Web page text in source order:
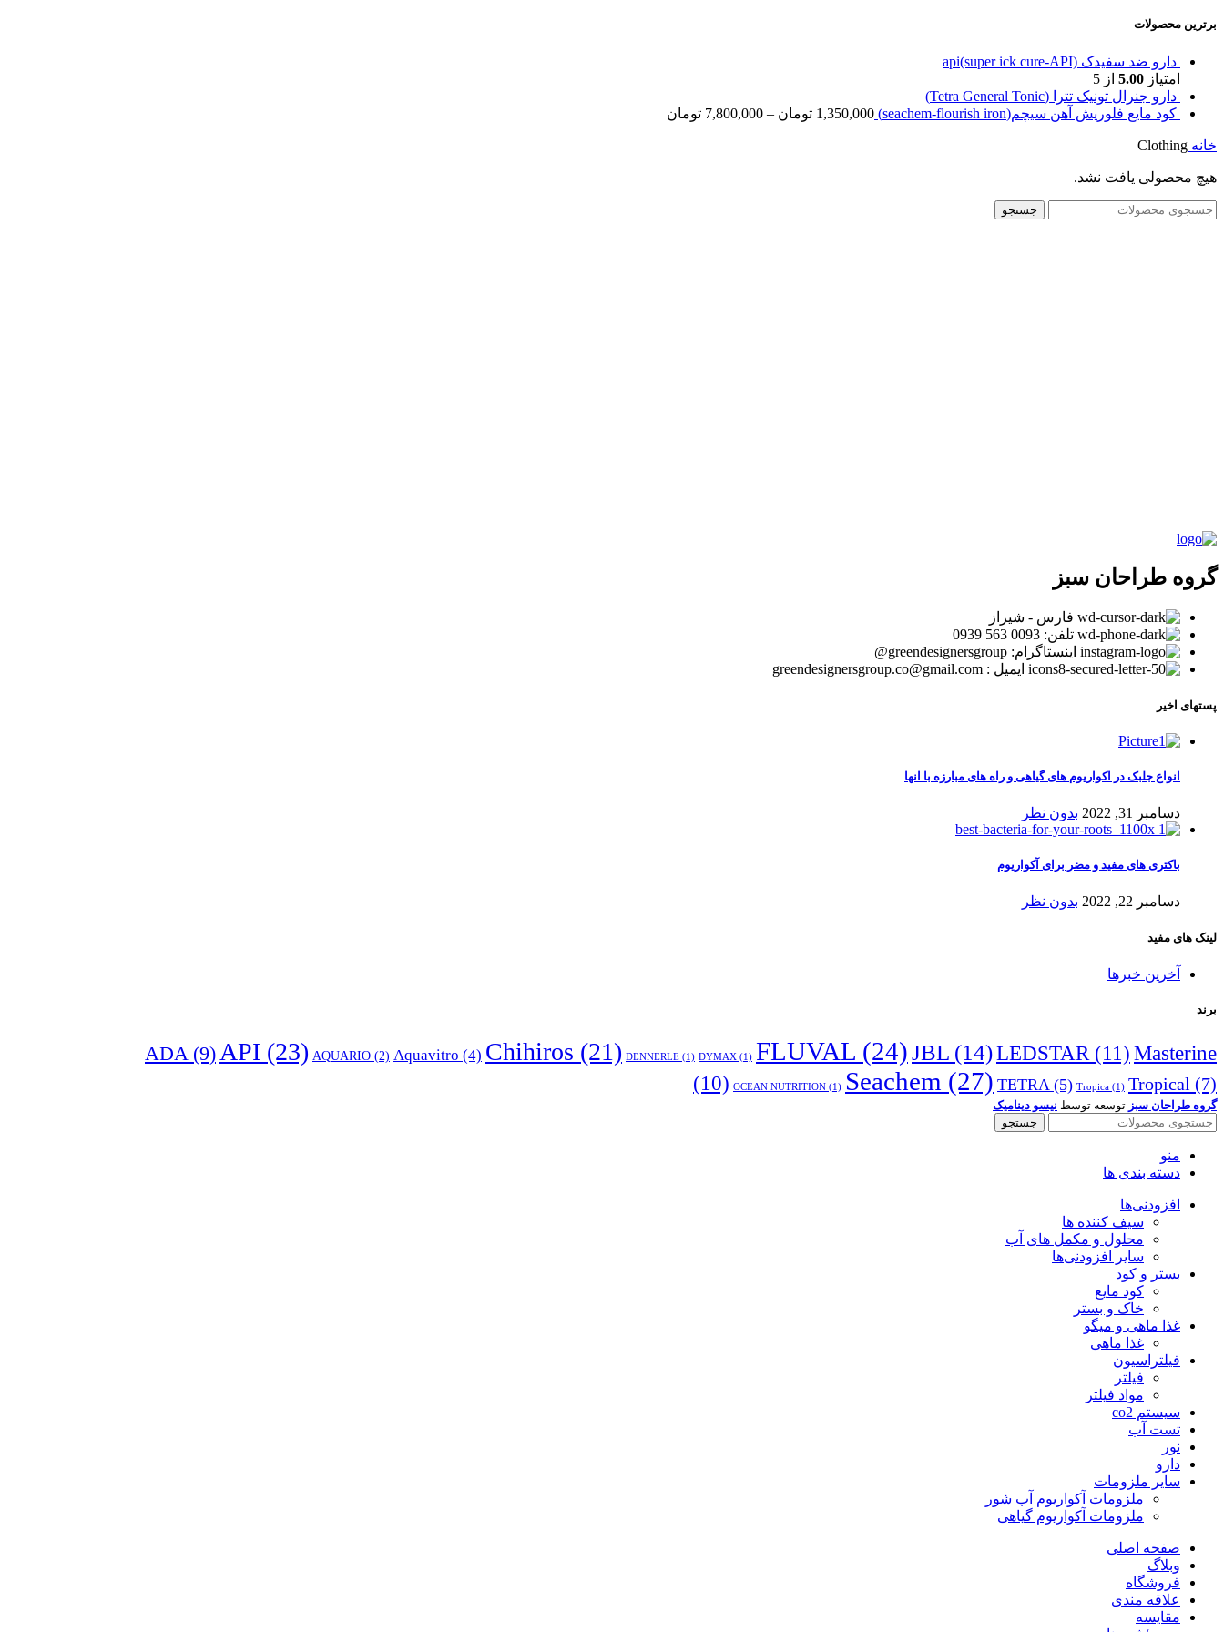
برترین محصولات
دارو ضد سفیدک api(super ick cure-API)
امتیاز 5.00 از 5
دارو جنرال تونیک تترا (Tetra General Tonic)
کود مایع فلوریش آهن سیچم(seachem-flourish iron)
1,350,000 تومان –
7,800,000 تومان
خانه Clothing
هیچ محصولی یافت نشد.
جستجو
گروه طراحان سبز
فارس - شیراز
تلفن: 0093 563 0939
اینستاگرام: greendesignersgroup@
ایمیل : greendesignersgroup.co@gmail.com
پستهای اخیر
انواع جلبک در اکواریوم های گیاهی و راه های مبارزه با انها
دسامبر 31, 2022 بدون نظر
باکتری های مفید و مضر برای آکواریوم
دسامبر 22, 2022 بدون نظر
لینک های مفید
آخرین خبرها
برند
ADA(9) API (23) AQUARIO (2) Aquavitro (4) Chihiros (21) DENNERLE (1) DYMAX (1) FLUVAL (24)JBL (14)LEDSTAR (11) Masterine
(10) OCEAN NUTRITION (1) Seachem (27) TETRA(5) Tropica (1) Tropical (7)
گروه طراحان سبز توسعه توسط نیسو دینامیک
جستجو
منو
دسته بندی ها
افزودنی‌ها
سیف کننده ها
محلول و مکمل های آب
سایر افزودنی‌ها
بستر و کود
کود مایع
خاک و بستر
غذا ماهی و میگو
غذا ماهی
فیلتراسیون
فیلتر
مواد فیلتر
سیستم co2
تست آب
نور
دارو
سایر ملزومات
ملزومات آکواریوم آب شور
ملزومات آکواریوم گیاهی
صفحه اصلی
وبلاگ
فروشگاه
علاقه مندی
مقايسه